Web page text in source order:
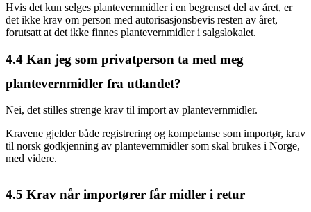
Hvis det kun selges plantevernmidler i en begrenset del av året, er
det ikke krav om person med autorisasjonsbevis resten av året,
forutsatt at det ikke finnes plantevernmidler i salgslokalet.
4.4 Kan jeg som privatperson ta med meg
plantevernmidler fra utlandet?
Nei, det stilles strenge krav til import av plantevernmidler.
Kravene gjelder både registrering og kompetanse som importør, krav
til norsk godkjenning av plantevernmidler som skal brukes i Norge,
med videre.
4.5 Krav når importører får midler i retur